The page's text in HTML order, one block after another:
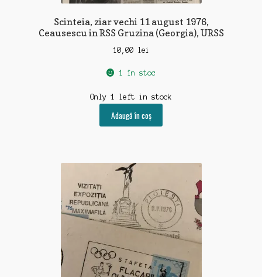
Scinteia, ziar vechi 11 august 1976,
Ceausescu in RSS Gruzina (Georgia), URSS
10,00 lei
1 în stoc
Only 1 left in stock
Adaugă în coș